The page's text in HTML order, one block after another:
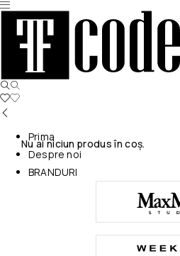
Nu ai niciun produs în coș.
Prima
Despre noi
BRANDURI